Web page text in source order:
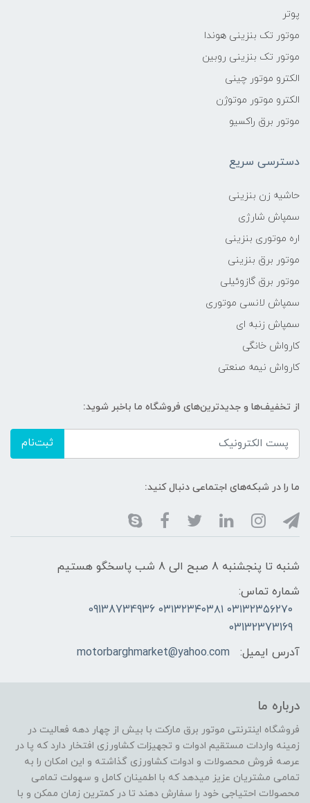
پوتر
موتور تک بنزینی هوندا
موتور تک بنزینی روبین
الکترو موتور چینی
الکترو موتور موتوژن
موتور برق راکسیو
دسترسی سریع
حاشیه زن بنزینی
سمپاش شارژی
اره موتوری بنزینی
موتور برق بنزینی
موتور برق گازوئیلی
سمپاش لانسی موتوری
سمپاش زنبه ای
کارواش خانگی
کارواش نیمه صنعتی
از تخفیف‌ها و جدیدترین‌های فروشگاه ما باخبر شوید:
ثبت‌نام
ما را در شبکه‌های اجتماعی دنبال کنید:
شنبه تا پنجشنبه 8 صبح الی 8 شب پاسخگو هستیم
شماره تماس:
۰۳۱۳۲۳۵۶۲۷۰ ۰۳۱۳۲۳۴۰۳۸۱ 09138734936
03132373169
آدرس ایمیل:
motorbarghmarket@yahoo.com
درباره ما
فروشگاه اینترنتی موتور برق مارکت با بیش از چهار دهه فعالیت در
زمینه واردات مستقیم ادوات و تجهیزات کشاورزی افتخار دارد که پا در
عرصه فروش محصولات و ادوات کشاورزی گذاشته و این امکان را به
تمامی مشتریان عزیز میدهد که با اطمینان کامل و سهولت تمامی
محصولات احتیاجی خود را سفارش دهند تا در کمترین زمان ممکن و با